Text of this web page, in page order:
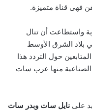
فهى قناة متميزة.
واستطاعت أن تنال
بلاد الشرق الأوسط
حول التردد هذا
الصناعية منها عرب سات
على نايل سات وبدر سات